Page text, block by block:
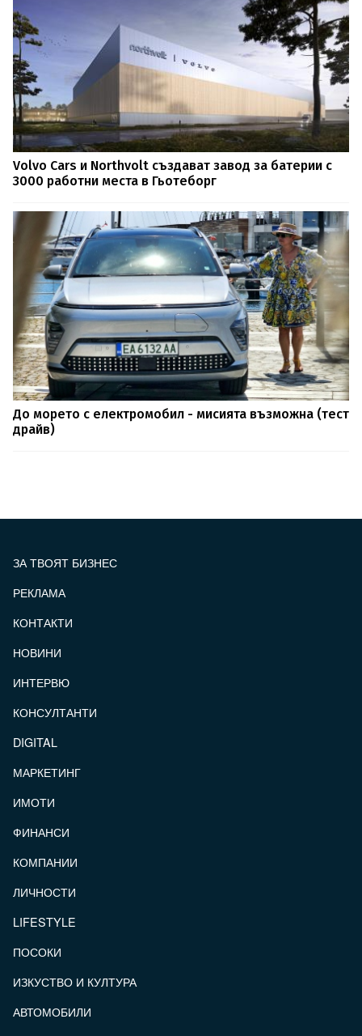
Volvo Cars и Northvolt създават завод за батерии с
3000 работни места в Гьотеборг
До морето с електромобил - мисията възможна (тест
драйв)
ЗА ТВОЯТ БИЗНЕС
РЕКЛАМА
КОНТАКТИ
НОВИНИ
ИНТЕРВЮ
КОНСУЛТАНТИ
DIGITAL
МАРКЕТИНГ
ИМОТИ
ФИНАНСИ
КОМПАНИИ
ЛИЧНОСТИ
LIFESTYLE
ПОСОКИ
ИЗКУСТВО И КУЛТУРА
АВТОМОБИЛИ